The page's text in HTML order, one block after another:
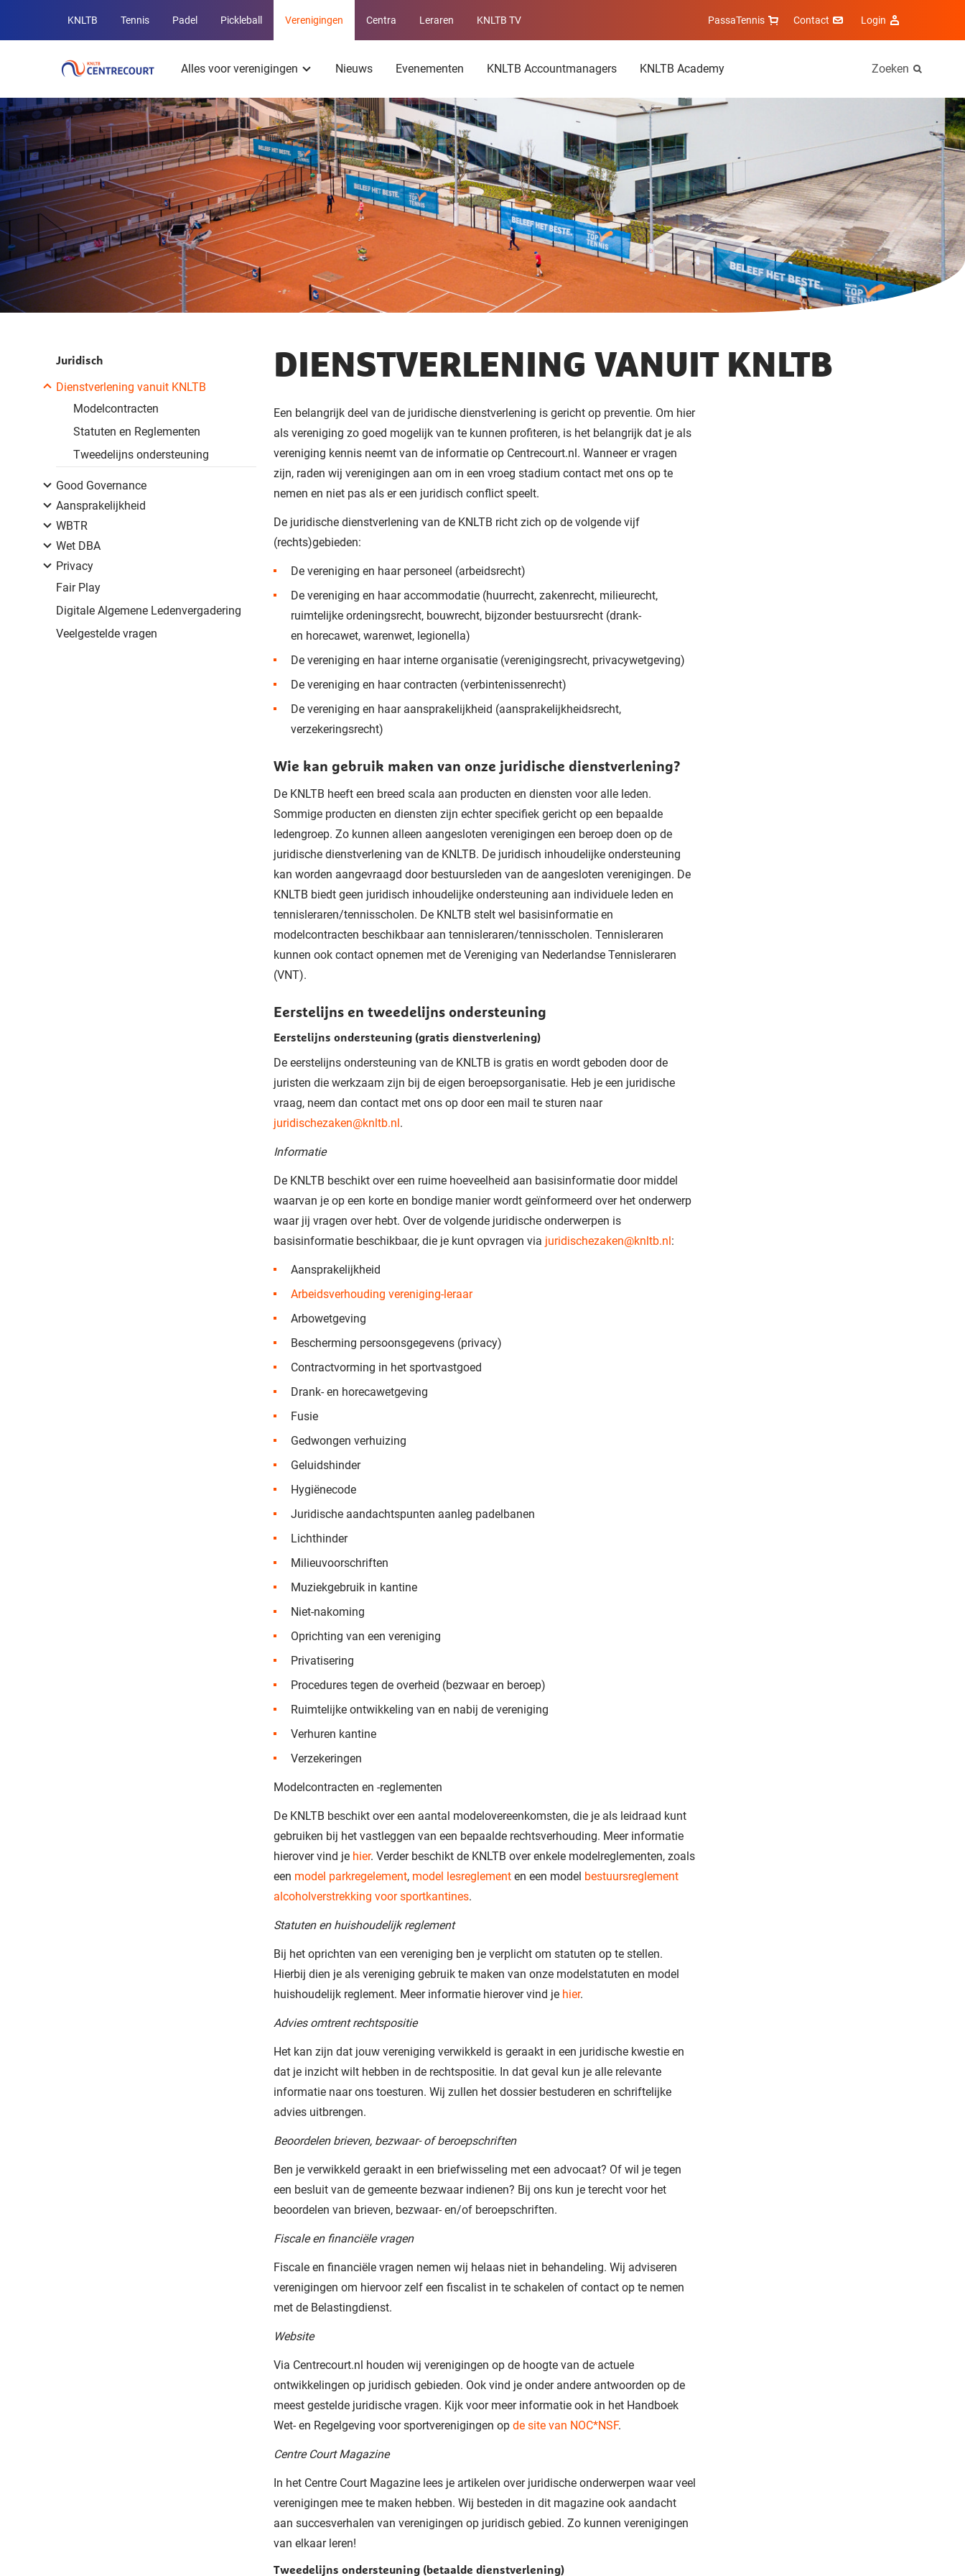
Overige
KNLTB
websites
KNLTB Tennis Padel Pickleball Verenigingen Centra Leraren KNLTB TV PassaTennis Contact Login
Alles voor verenigingen Nieuws Evenementen KNLTB Accountmanagers KNLTB Academy Zoeken
Juridisch
Dienstverlening vanuit KNLTB
Modelcontracten
Statuten en Reglementen
Tweedelijns ondersteuning
Good Governance
Aansprakelijkheid
WBTR
Wet DBA
Privacy
Fair Play
Digitale Algemene Ledenvergadering
Veelgestelde vragen
DIENSTVERLENING VANUIT KNLTB
Een belangrijk deel van de juridische dienstverlening is gericht op preventie. Om hier
als vereniging zo goed mogelijk van te kunnen profiteren, is het belangrijk dat je als
vereniging kennis neemt van de informatie op Centrecourt.nl. Wanneer er vragen
zijn, raden wij verenigingen aan om in een vroeg stadium contact met ons op te
nemen en niet pas als er een juridisch conflict speelt.
De juridische dienstverlening van de KNLTB richt zich op de volgende vijf
(rechts)gebieden:
De vereniging en haar personeel (arbeidsrecht)
De vereniging en haar accommodatie (huurrecht, zakenrecht, milieurecht,
ruimtelijke ordeningsrecht, bouwrecht, bijzonder bestuursrecht (drank-
en horecawet, warenwet, legionella)
De vereniging en haar interne organisatie (verenigingsrecht, privacywetgeving)
De vereniging en haar contracten (verbintenissenrecht)
De vereniging en haar aansprakelijkheid (aansprakelijkheidsrecht,
verzekeringsrecht)
Wie kan gebruik maken van onze juridische dienstverlening?
De KNLTB heeft een breed scala aan producten en diensten voor alle leden.
Sommige producten en diensten zijn echter specifiek gericht op een bepaalde
ledengroep. Zo kunnen alleen aangesloten verenigingen een beroep doen op de
juridische dienstverlening van de KNLTB. De juridisch inhoudelijke ondersteuning
kan worden aangevraagd door bestuursleden van de aangesloten verenigingen. De
KNLTB biedt geen juridisch inhoudelijke ondersteuning aan individuele leden en
tennisleraren/tennisscholen. De KNLTB stelt wel basisinformatie en
modelcontracten beschikbaar aan tennisleraren/tennisscholen. Tennisleraren
kunnen ook contact opnemen met de Vereniging van Nederlandse Tennisleraren
(VNT).
Eerstelijns en tweedelijns ondersteuning
Eerstelijns ondersteuning (gratis dienstverlening)
De eerstelijns ondersteuning van de KNLTB is gratis en wordt geboden door de
juristen die werkzaam zijn bij de eigen beroepsorganisatie. Heb je een juridische
vraag, neem dan contact met ons op door een mail te sturen naar
juridischezaken@knltb.nl.
Informatie
De KNLTB beschikt over een ruime hoeveelheid aan basisinformatie door middel
waarvan je op een korte en bondige manier wordt geïnformeerd over het onderwerp
waar jij vragen over hebt. Over de volgende juridische onderwerpen is
basisinformatie beschikbaar, die je kunt opvragen via juridischezaken@knltb.nl:
Aansprakelijkheid
Arbeidsverhouding vereniging-leraar
Arbowetgeving
Bescherming persoonsgegevens (privacy)
Contractvorming in het sportvastgoed
Drank- en horecawetgeving
Fusie
Gedwongen verhuizing
Geluidshinder
Hygiënecode
Juridische aandachtspunten aanleg padelbanen
Lichthinder
Milieuvoorschriften
Muziekgebruik in kantine
Niet-nakoming
Oprichting van een vereniging
Privatisering
Procedures tegen de overheid (bezwaar en beroep)
Ruimtelijke ontwikkeling van en nabij de vereniging
Verhuren kantine
Verzekeringen
Modelcontracten en -reglementen
De KNLTB beschikt over een aantal modelovereenkomsten, die je als leidraad kunt
gebruiken bij het vastleggen van een bepaalde rechtsverhouding. Meer informatie
hierover vind je hier. Verder beschikt de KNLTB over enkele modelreglementen, zoals
een model parkregelement, model lesreglement en een model bestuursreglement
alcoholverstrekking voor sportkantines.
Statuten en huishoudelijk reglement
Bij het oprichten van een vereniging ben je verplicht om statuten op te stellen.
Hierbij dien je als vereniging gebruik te maken van onze modelstatuten en model
huishoudelijk reglement. Meer informatie hierover vind je hier.
Advies omtrent rechtspositie
Het kan zijn dat jouw vereniging verwikkeld is geraakt in een juridische kwestie en
dat je inzicht wilt hebben in de rechtspositie. In dat geval kun je alle relevante
informatie naar ons toesturen. Wij zullen het dossier bestuderen en schriftelijke
advies uitbrengen.
Beoordelen brieven, bezwaar- of beroepschriften
Ben je verwikkeld geraakt in een briefwisseling met een advocaat? Of wil je tegen
een besluit van de gemeente bezwaar indienen? Bij ons kun je terecht voor het
beoordelen van brieven, bezwaar- en/of beroepschriften.
Fiscale en financiële vragen
Fiscale en financiële vragen nemen wij helaas niet in behandeling. Wij adviseren
verenigingen om hiervoor zelf een fiscalist in te schakelen of contact op te nemen
met de Belastingdienst.
Website
Via Centrecourt.nl houden wij verenigingen op de hoogte van de actuele
ontwikkelingen op juridisch gebieden. Ook vind je onder andere antwoorden op de
meest gestelde juridische vragen. Kijk voor meer informatie ook in het Handboek
Wet- en Regelgeving voor sportverenigingen op de site van NOC*NSF.
Centre Court Magazine
In het Centre Court Magazine lees je artikelen over juridische onderwerpen waar veel
verenigingen mee te maken hebben. Wij besteden in dit magazine ook aandacht
aan succesverhalen van verenigingen op juridisch gebied. Zo kunnen verenigingen
van elkaar leren!
Tweedelijns ondersteuning (betaalde dienstverlening)